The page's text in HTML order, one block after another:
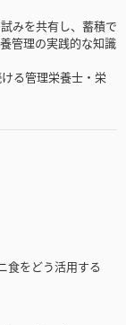
みを共有し、蓄積で
管理の実践的な知識
る管理栄養士・栄
食をどう活用する